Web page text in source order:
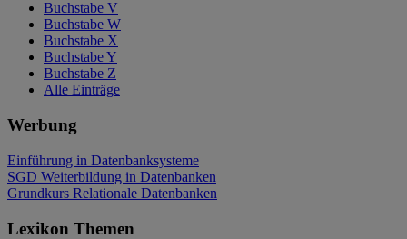
Buchstabe V
Buchstabe W
Buchstabe X
Buchstabe Y
Buchstabe Z
Alle Einträge
Werbung
Einführung in Datenbanksysteme
SGD Weiterbildung in Datenbanken
Grundkurs Relationale Datenbanken
Lexikon Themen